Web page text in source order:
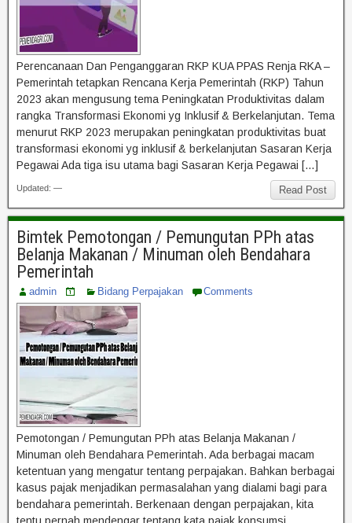
Perencanaan Dan Penganggaran RKP KUA PPAS Renja RKA –
Pemerintah tetapkan Rencana Kerja Pemerintah (RKP) Tahun
2023 akan mengusung tema Peningkatan Produktivitas dalam
rangka Transformasi Ekonomi yg Inklusif & Berkelanjutan. Tema
menurut RKP 2023 merupakan peningkatan produktivitas buat
transformasi ekonomi yg inklusif & berkelanjutan Sasaran Kerja
Pegawai Ada tiga isu utama bagi Sasaran Kerja Pegawai […]
Read Post
Updated: —
Bimtek Pemotongan / Pemungutan PPh atas
Belanja Makanan / Minuman oleh Bendahara
Pemerintah
admin Bidang Perpajakan Comments
Pemotongan / Pemungutan PPh atas Belanja Makanan /
Minuman oleh Bendahara Pemerintah. Ada berbagai macam
ketentuan yang mengatur tentang perpajakan. Bahkan berbagai
kasus pajak menjadikan permasalahan yang dialami bagi para
bendahara pemerintah. Berkenaan dengan perpajakan, kita
tentu pernah mendengar tentang kata pajak konsumsi